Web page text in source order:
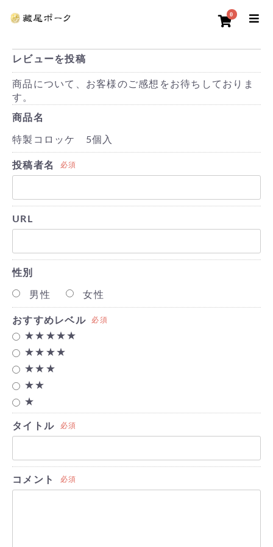
0
レビューを投稿
商品について、お客様のご感想をお待ちしておりま
す。
商品名
特製コロッケ 5個入
投稿者名 必須
URL
性別
男性 女性
おすすめレベル 必須
★★★★★
★★★★
★★★
★★
★
タイトル 必須
コメント 必須